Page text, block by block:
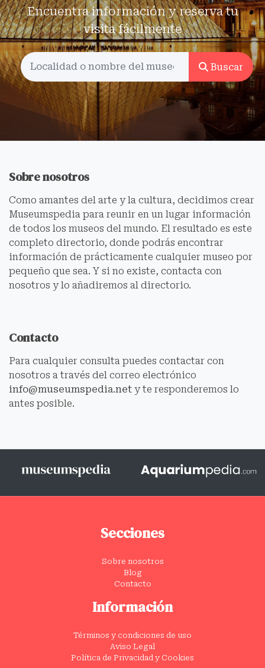
Encuentra información y reserva tu
visita fácilmente
Buscar
Sobre nosotros
Como amantes del arte y la cultura, decidimos crear
Museumspedia para reunir en un lugar información
de todos los museos del mundo. El resultado es este
completo directorio, donde podrás encontrar
información de prácticamente cualquier museo por
pequeño que sea. Y si no existe, contacta con
nosotros y lo añadiremos al directorio.
Contacto
Para cualquier consulta puedes contactar con
nosotros a través del correo electrónico
info@museumspedia.net y te responderemos lo
antes posible.
Secciones
Sobre nosotros
Blog
Contacto
Información
Términos y condiciones de uso
Aviso Legal
Política de Privacidad y Cookies